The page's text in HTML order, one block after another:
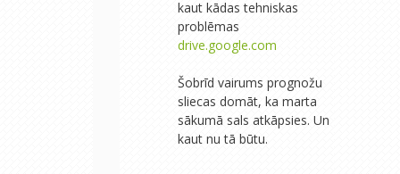
kaut kādas tehniskas
problēmas
drive.google.com
Šobrīd vairums prognožu
sliecas domāt, ka marta
sākumā sals atkāpsies. Un
kaut nu tā būtu.